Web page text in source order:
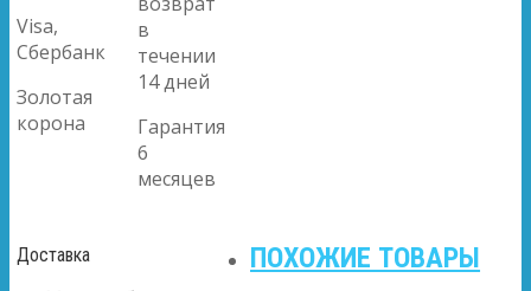
Visa,
Сбербанк
Золотая
корона
в
течении
14 дней
Гарантия
6
месяцев
Доставка ПОХОЖИЕ ТОВАРЫ